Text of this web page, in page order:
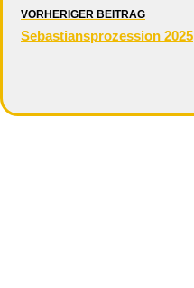
VORHERIGER BEITRAG
Sebastiansprozession 2025